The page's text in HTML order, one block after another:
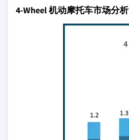
4-Wheel 机动摩托车市场分析